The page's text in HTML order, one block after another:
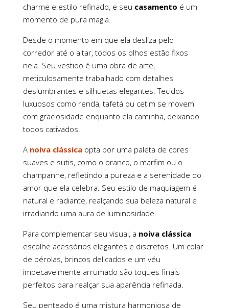
charme e estilo refinado, e seu casamento é um
momento de pura magia.
Desde o momento em que ela desliza pelo
corredor até o altar, todos os olhos estão fixos
nela. Seu vestido é uma obra de arte,
meticulosamente trabalhado com detalhes
deslumbrantes e silhuetas elegantes. Tecidos
luxuosos como renda, tafetá ou cetim se movem
com graciosidade enquanto ela caminha, deixando
todos cativados.
A noiva clássica opta por uma paleta de cores
suaves e sutis, como o branco, o marfim ou o
champanhe, refletindo a pureza e a serenidade do
amor que ela celebra. Seu estilo de maquiagem é
natural e radiante, realçando sua beleza natural e
irradiando uma aura de luminosidade.
Para complementar seu visual, a noiva clássica
escolhe acessórios elegantes e discretos. Um colar
de pérolas, brincos delicados e um véu
impecavelmente arrumado são toques finais
perfeitos para realçar sua aparência refinada.
Seu penteado é uma mistura harmoniosa de